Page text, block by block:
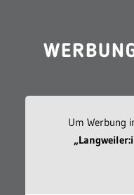
Um Werbung